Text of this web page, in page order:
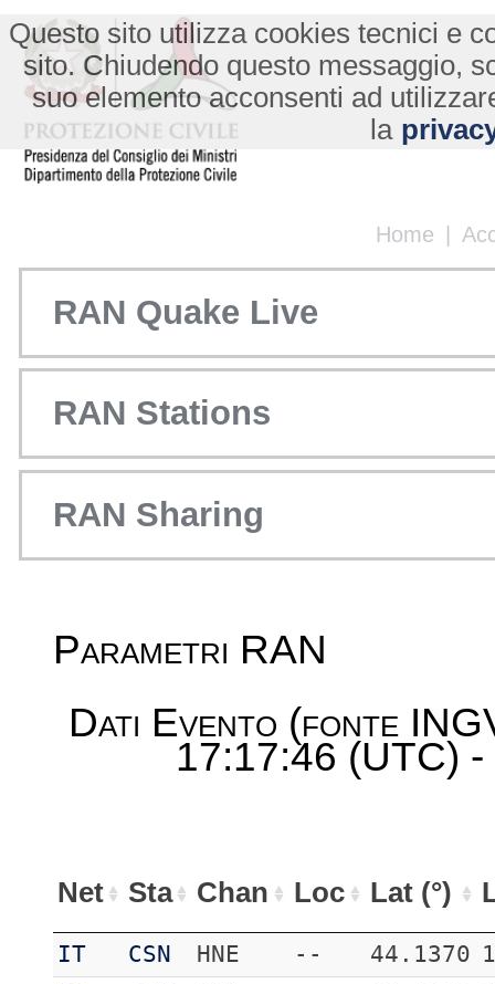
Home |
Questo sito utilizza cookies tecnici e
sito. Chiudendo questo messaggio,
suo elemento acconsenti ad
la
RAN Quake Live
RAN Stations
RAN Sharing
Parametri RAN
Dati Evento (fonte
17:17:46 (UTC)
Net Sta Chan Loc Lat (°)
IT CSN HNE -- 44.1370